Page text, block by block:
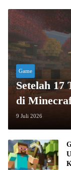
Game
Setelah
di
9 Juli 2026